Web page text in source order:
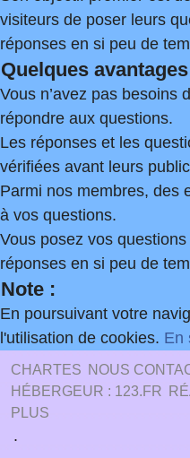
visiteurs de poser leurs
réponses en si peu de
Quelques
Vous n’avez pas besoins
répondre aux questions.
Les réponses et les
vérifiées avant leurs
Parmi nos membres, des
à vos questions.
Vous posez vos
réponses en si peu de
Note :
En poursuivant votre
l'utilisation de cookies. En
CHARTES NOUS
HÉBERGEUR : 123.FR
PLUS
.